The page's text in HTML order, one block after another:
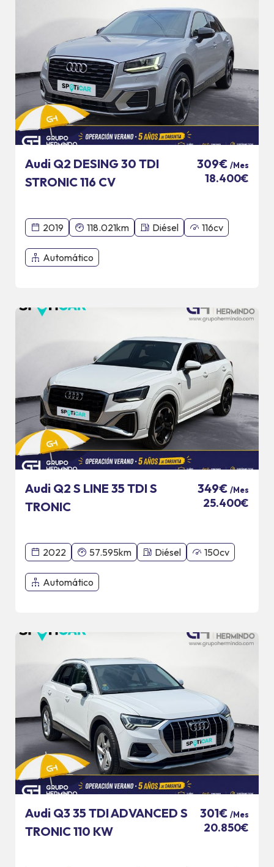
Audi Q2 DESING 30 TDI
STRONIC 116 CV
309€ /Mes
18.400€
2019 118.021km Diésel 116cv
Automático
Audi Q2 S LINE 35 TDI S
TRONIC
349€ /Mes
25.400€
2022 57.595km Diésel 150cv
Automático
Audi Q3 35 TDI ADVANCED S
TRONIC 110 KW
301€ /Mes
20.850€